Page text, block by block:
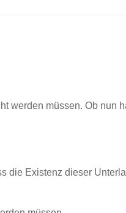
werden müssen. Ob nun
die Existenz dieser